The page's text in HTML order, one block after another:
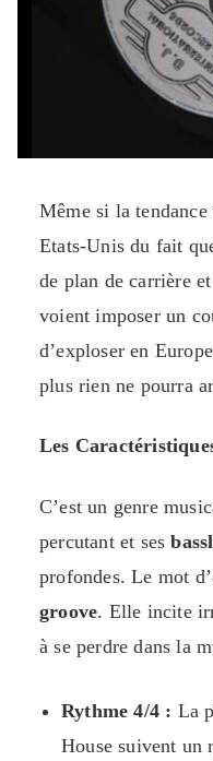
Même si la
Etats-Unis du fait
de plan de carrière
voient imposer un
d’exploser en
plus rien ne pourra
Les
C’est un genre
percutant et ses
profondes. Le mot
groove. Elle incite
à se perdre dans la
Rythme 4/4 : La
House suivent un